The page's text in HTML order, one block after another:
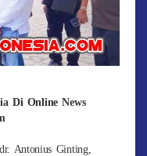
Di Online News
Antonius Ginting,